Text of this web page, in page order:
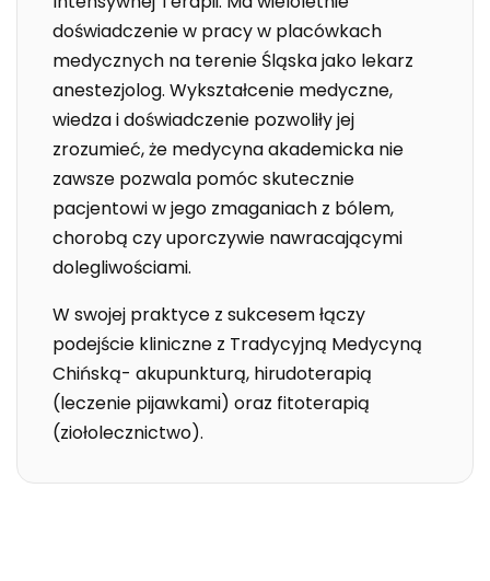
doświadczenie w pracy w placówkach
medycznych na terenie Śląska jako lekarz
anestezjolog. Wykształcenie medyczne,
wiedza i doświadczenie pozwoliły jej
zrozumieć, że medycyna akademicka nie
zawsze pozwala pomóc skutecznie
pacjentowi w jego zmaganiach z bólem,
chorobą czy uporczywie nawracającymi
dolegliwościami.
W swojej praktyce z sukcesem łączy
podejście kliniczne z Tradycyjną Medycyną
Chińską- akupunkturą, hirudoterapią
(leczenie pijawkami) oraz fitoterapią
(ziołolecznictwo).